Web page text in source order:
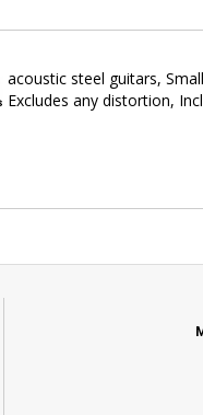
steel guitars,
any distortion,